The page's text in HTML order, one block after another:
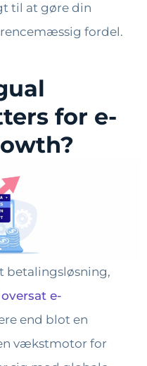
til at gøre din
fordel.
for e-
betalingsløsning,
oversat e-
end blot en
vækstmotor for